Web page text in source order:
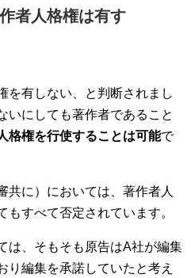
者人格権は有す
を有しない、と判断されまし
いにしても著作者であること
格権を行使することは可能で
共に）においては、著作者人
すべて否定されています。
は、そもそも原告はA社が編集
り編集を承諾していたと考え